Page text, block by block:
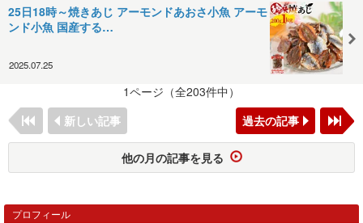
25日18時～焼きあじ アーモンドあおさ小魚 アーモ
ンド小魚 国産する…
2025.07.25
1ページ（全203件中）
新しい記事
過去の記事
他の月の記事を見る
プロフィール